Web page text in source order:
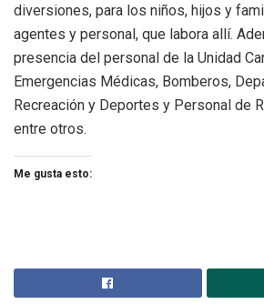
diversiones, para los niños, hijos y
agentes y personal, que labora allí.
presencia del personal de la Unidad
Emergencias Médicas, Bomberos,
Recreación y Deportes y Personal de
entre otros.
Me gusta esto: